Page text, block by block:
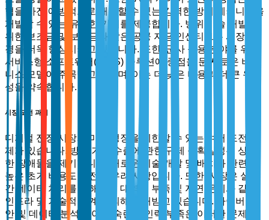
협을 사전 예방적으로 해결할 수 있는 강력한 방어 메커니즘을
개발할 수 있는 유리한 기회를 제공합니다. 방위 기술 개발을
위한 보조금 및 보조금과 같은 공공 자금 인센티브는 시장 환
경을 더욱 향상시키고 있습니다. 또한, 군사 응용 분야를 위한
서비스형 소프트웨어(SaaS) 솔루션에 중점을 둔 새로운 비즈
니스 모델이 주목받고 있으며, 이는 더 낮은 비용과 더 큰 유연
성을 약속합니다.
시장 도전 과제
디지털 전장 시장의 미래 성장을 제한할 수 있는 여러 도전 과
제가 있습니다. 방위 기술 수출에 관한 규제 불확실성은 상당
한 장애물을 제기합니다. 새로운 기술 개발 및 배치와 관련된
높은 초기 비용도 여전히 우려 사항입니다. 또한, 시장은 실시
간 데이터 처리를 방해하는 대역폭 부족 및 지연 문제와 같은
인프라 및 기술적 한계에 의해 방해받고 있습니다. 사이버 보
안 및 데이터 분석 분야의 숙련된 인력 부족은 이러한 문제를